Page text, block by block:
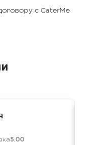
с CaterMe
5.00